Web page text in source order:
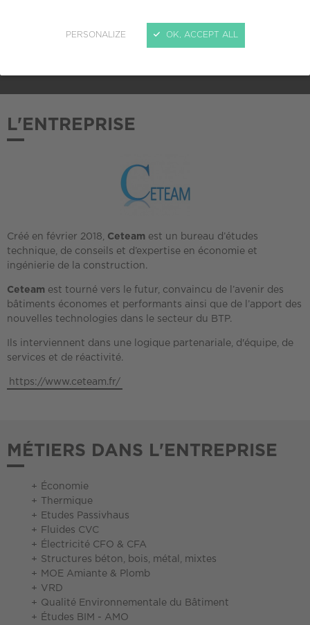
PERSONALIZE OK, ACCEPT ALL
ADHÉSION AU CREPI
L'ENTREPRISE
Créé en février 2018, Ceteam est un bureau d’études
technique, de conseils et d’expertise en économie et
ingénierie de la construction.
Ceteam est tourné vers le futur, convaincu de l’avenir des
bâtiments économes et performants ainsi que de l’apport des
nouvelles technologies dans le secteur du BTP.
Ils interviennent dans une logique partenariale, d'équipe, de
services et de réactivité.
https://www.ceteam.fr/
MÉTIERS DANS L'ENTREPRISE
Économie
Thermique
Etudes Passivhaus
Fluides CVC
Électricité CFO & CFA
Structures béton, bois, métal, mixtes
MOE Amiante & Plomb
VRD
Qualité Environnementale du Bâtiment
Études BIM - AMO